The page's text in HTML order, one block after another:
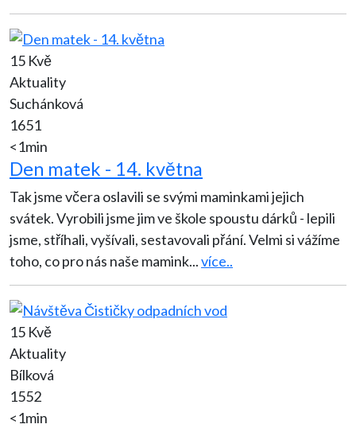
15 Kvě
Aktuality
Suchánková
1651
<1min
Den matek - 14. května
Tak jsme včera oslavili se svými maminkami jejich
svátek. Vyrobili jsme jim ve škole spoustu dárků - lepili
jsme, stříhali, vyšívali, sestavovali přání. Velmi si vážíme
toho, co pro nás naše mamink...více..
15 Kvě
Aktuality
Bílková
1552
<1min